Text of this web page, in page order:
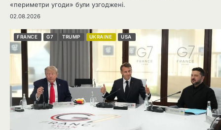
«периметри угоди» були узгоджені.
02.08.2026
FRANCE G7 TRUMP UKRAINE USA